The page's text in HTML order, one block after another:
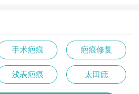
手术疤痕 疤痕修复
浅表疤痕 太田痣